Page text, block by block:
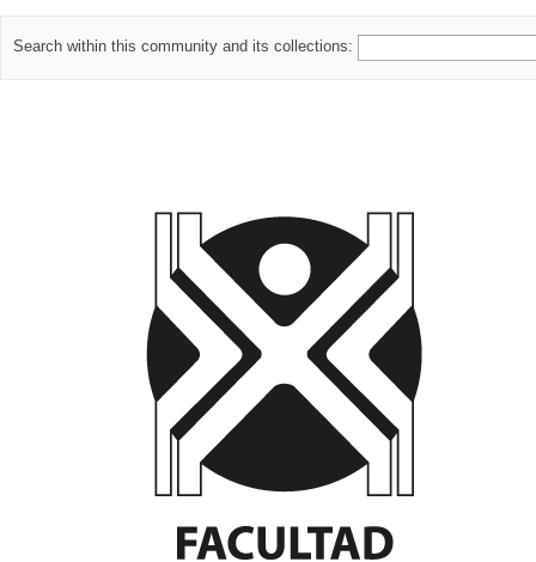
Search within this community and its collections: